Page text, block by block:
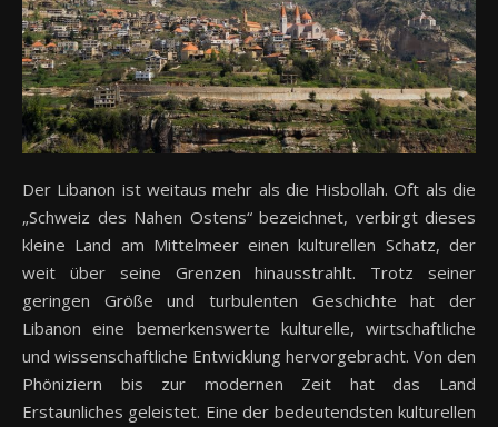
Der Libanon ist weitaus mehr als die Hisbollah. Oft als die
„Schweiz des Nahen Ostens“ bezeichnet, verbirgt dieses
kleine Land am Mittelmeer einen kulturellen Schatz, der
weit über seine Grenzen hinausstrahlt. Trotz seiner
geringen Größe und turbulenten Geschichte hat der
Libanon eine bemerkenswerte kulturelle, wirtschaftliche
und wissenschaftliche Entwicklung hervorgebracht. Von den
Phöniziern bis zur modernen Zeit hat das Land
Erstaunliches geleistet. Eine der bedeutendsten kulturellen